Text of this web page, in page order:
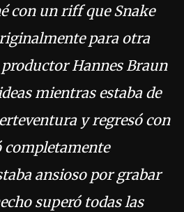
con un riff que Snake
para otra
Hannes Braun
mientras estaba de
y regresó con
completamente
ansioso por grabar
superó todas las